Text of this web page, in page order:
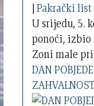
|Pakrački list
U srijedu, 5.
ponoći,
Zoni male
DAN